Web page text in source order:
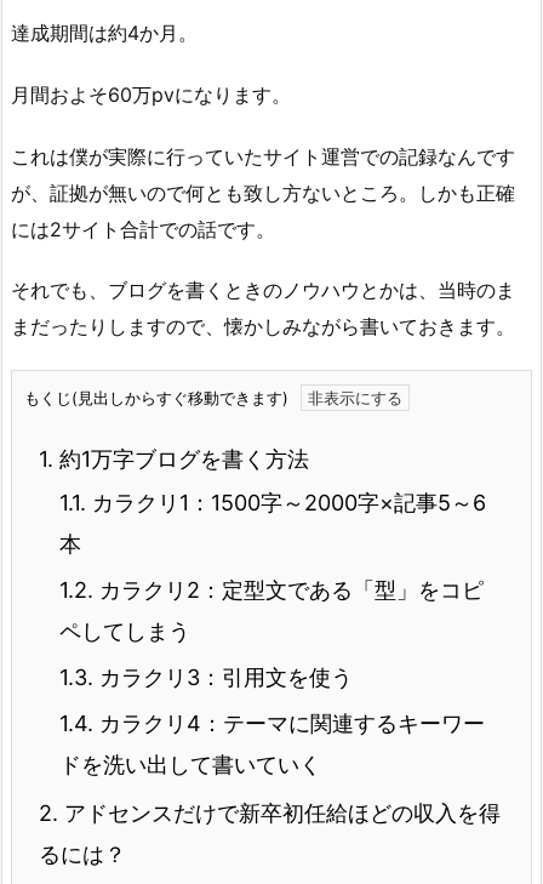
達成期間は約4か月。
月間およそ60万pvになります。
これは僕が実際に行っていたサイト運営での記録なんです
が、証拠が無いので何とも致し方ないところ。しかも正確
には2サイト合計での話です。
それでも、ブログを書くときのノウハウとかは、当時のま
まだったりしますので、懐かしみながら書いておきます。
もくじ(見出しからすぐ移動できます)
1. 約1万字ブログを書く方法
1.1. カラクリ1：1500字～2000字×記事5～6
本
1.2. カラクリ2：定型文である「型」をコピ
ペしてしまう
1.3. カラクリ3：引用文を使う
1.4. カラクリ4：テーマに関連するキーワー
ドを洗い出して書いていく
2. アドセンスだけで新卒初任給ほどの収入を得
るには？